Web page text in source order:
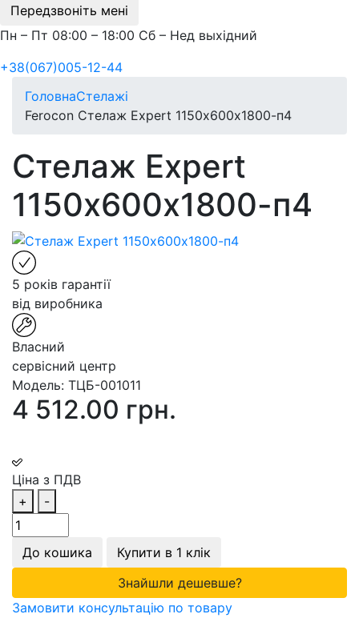
Передзвоніть мені
Пн – Пт 08:00 – 18:00 Сб – Нед выхідний
+38(067)005-12-44
ГоловнаСтелажі
Ferocon Стелаж Expert 1150х600х1800-п4
Стелаж Expert
1150х600х1800-п4
5 років гарантії
від виробника
Власний
сервісний центр
Модель: ТЦБ-001011
4 512.00 грн.
Ціна з ПДВ
+
-
До кошика
Купити в 1 клік
Знайшли дешевше?
Замовити консультацію по товару